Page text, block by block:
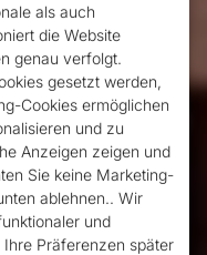
Hügeln.
zu zweit? Dann
Ort, um sich
und zu
die vielen
als auch
die Website
genau verfolgt.
gesetzt werden,
Cookies ermöglichen
und zu
Anzeigen zeigen und
Sie keine Marketing-
ablehnen.. Wir
und
Präferenzen später